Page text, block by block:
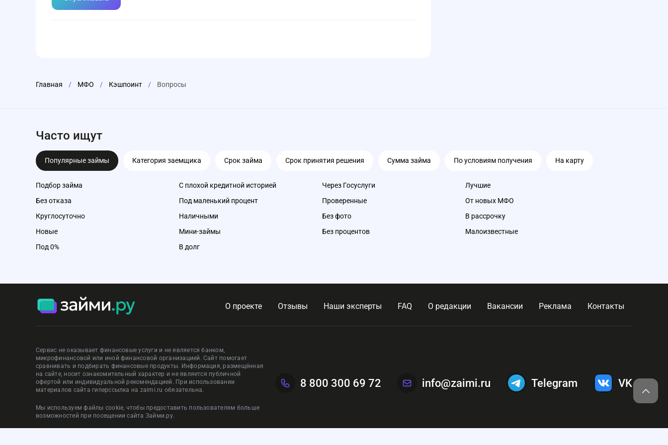
Главная / МФО / Кэшпоинт / Вопросы
Часто ищут
Популярные займы Категория заемщика Срок займа Срок принятия решения Сумма займа По условиям получения На карту
Подбор займа
Без отказа
Круглосуточно
Новые
Под 0%
С плохой кредитной историей
Под маленький процент
Наличными
Мини-займы
В долг
Через Госуслуги
Проверенные
Без фото
Без процентов
Лучшие
От новых МФО
В рассрочку
Малоизвестные
О проекте Отзывы Наши эксперты FAQ О редакции Вакансии Реклама Контакты
Сервис не оказывает финансовые услуги и не является банком,
микрофинансовой или иной финансовой организацией. Сайт помогает
сравнивать и подбирать финансовые продукты. Информация, размещённая
на сайте, носит ознакомительный характер и не является публичной
офертой или индивидуальной рекомендацией. При использовании
материалов сайта гиперссылка на zaimi.ru обязательна.
Мы используем файлы cookie, чтобы предоставить пользователям больше
возможностей при посещении сайта Займи.ру.
8 800 300 69 72 info@zaimi.ru Telegram VK